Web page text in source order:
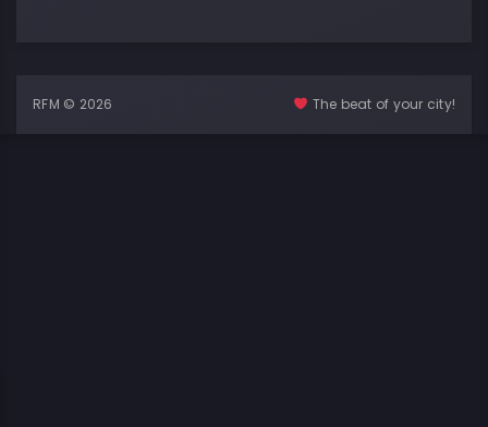
RFM © 2026 The beat of your city!